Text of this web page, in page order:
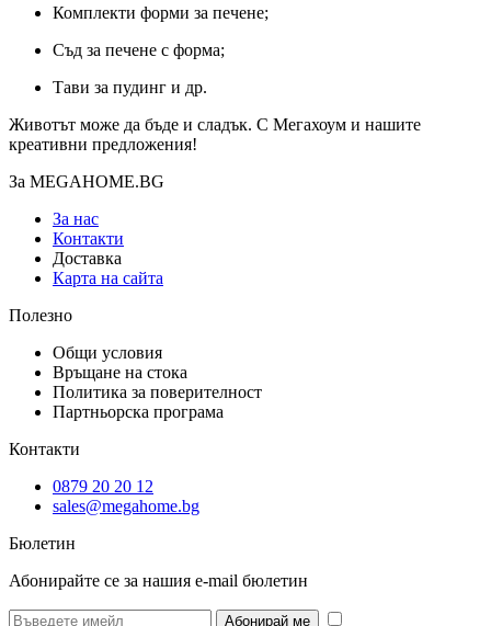
Комплекти форми за печене;
Съд за печене с форма;
Тави за пудинг и др.
Животът може да бъде и сладък. С Мегахоум и нашите
креативни предложения!
За MEGAHOME.BG
За нас
Контакти
Доставка
Карта на сайта
Полезно
Общи условия
Връщане на стока
Политика за поверителност
Партньорска програма
Контакти
0879 20 20 12
sales@megahome.bg
Бюлетин
Абонирайте се за нашия e-mail бюлетин